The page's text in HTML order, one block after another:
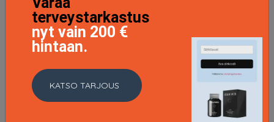
terveystarkastus
nyt vain 200 €
hintaan.
KATSO TARJOUS